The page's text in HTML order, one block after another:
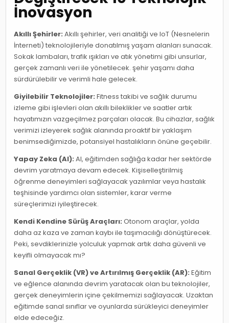
İnovasyon
Akıllı Şehirler: Akıllı şehirler, veri analitiği ve IoT (Nesnelerin
İnterneti) teknolojileriyle donatılmış yaşam alanları sunacak.
Sokak lambaları, trafik ışıkları ve atık yönetimi gibi unsurlar,
gerçek zamanlı veri ile yönetilecek. şehir yaşamı daha
sürdürülebilir ve verimli hale gelecek.
Giyilebilir Teknolojiler: Fitness takibi ve sağlık durumu
izleme gibi işlevleri olan akıllı bileklikler ve saatler artık
hayatımızın vazgeçilmez parçaları olacak. Bu cihazlar, sağlık
verimizi izleyerek sağlık alanında proaktif bir yaklaşım
benimsediğimizde, potansiyel hastalıkların önüne geçebilir.
Yapay Zeka (AI): AI, eğitimden sağlığa kadar her sektörde
devrim yaratmaya devam edecek. Kişiselleştirilmiş
öğrenme deneyimleri sağlayacak yazılımlar veya hastalık
teşhisinde yardımcı olan sistemler, karar verme
süreçlerimizi iyileştirecek.
Kendi Kendine Sürüş Araçları: Otonom araçlar, yolda
daha az kaza ve zaman kaybı ile taşımacılığı dönüştürecek.
Peki, sevdiklerinizle yolculuk yapmak artık daha güvenli ve
keyifli olmayacak mı?
Sanal Gerçeklik (VR) ve Artırılmış Gerçeklik (AR): Eğitim
ve eğlence alanında devrim yaratacak olan bu teknolojiler,
gerçek deneyimlerin içine çekilmemizi sağlayacak. Uzaktan
eğitimde sanal sınıflar ve oyunlarda sürükleyici deneyimler
elde edeceğiz.